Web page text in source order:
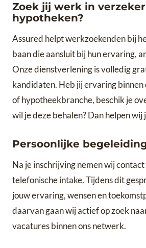
Zoek jij werk in
hypotheken?
Assured helpt werkzoekenden bij
baan die aansluit bij hun ervaring,
Onze dienstverlening is volledig
kandidaten. Heb jij ervaring binnen
of hypotheekbranche, beschik je
wil je deze behalen? Dan helpen wij
Persoonlijke
Na je inschrijving nemen wij
telefonische intake. Tijdens dit
jouw ervaring, wensen en
daarvan gaan wij actief op zoek
vacatures binnen ons netwerk.